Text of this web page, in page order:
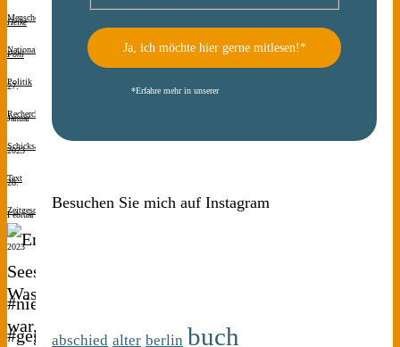
Menschen(s)kinder
Nationalsozialismus
Politik
Recherche
Schicksale
Text
Zeitgeschichte
Heike
Pohl
27.
Januar
2023
28.
Februar
2023
Was
war,
*Erfahre mehr in unserer
Besuchen Sie mich auf Instagram
abschied alter berlin buch